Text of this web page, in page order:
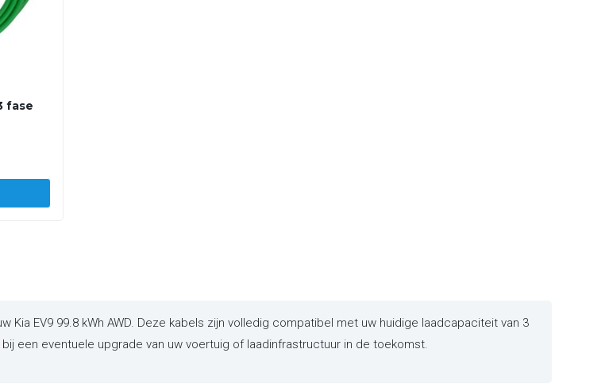
fase
EV9 99.8 kWh AWD. Deze kabels zijn volledig compatibel met uw huidige laadcapaciteit van 3
een eventuele upgrade van uw voertuig of laadinfrastructuur in de toekomst.